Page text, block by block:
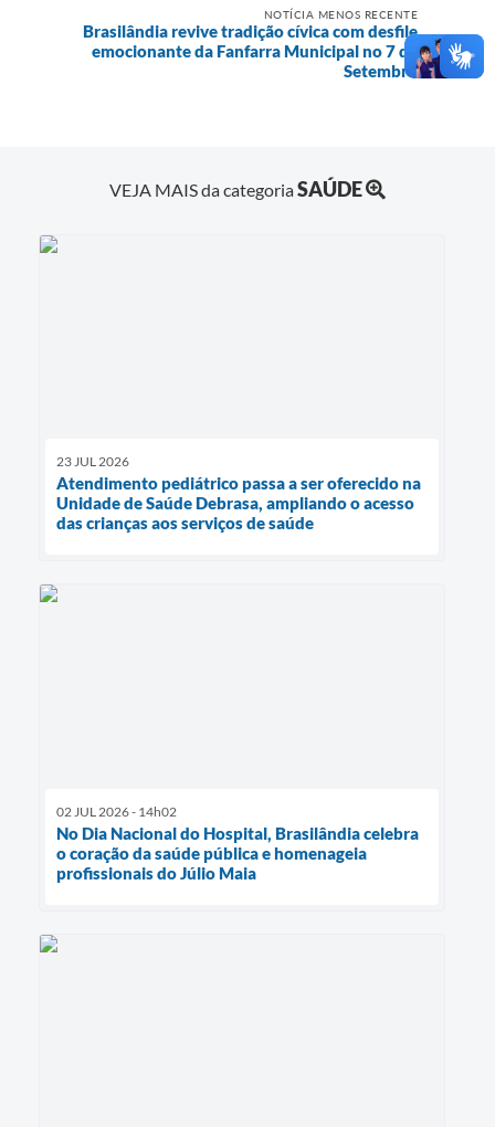
NOTÍCIA MENOS RECENTE
Brasilândia revive tradição cívica com desfile
emocionante da Fanfarra Municipal no 7 de
Setembro
VEJA MAIS da categoriaSAÚDE
23 JUL 2026
Atendimento pediátrico passa a ser oferecido na
Unidade de Saúde Debrasa, ampliando o acesso
das crianças aos serviços de saúde
02 JUL 2026 - 14h02
No Dia Nacional do Hospital, Brasilândia celebra
o coração da saúde pública e homenageia
profissionais do Júlio Maia